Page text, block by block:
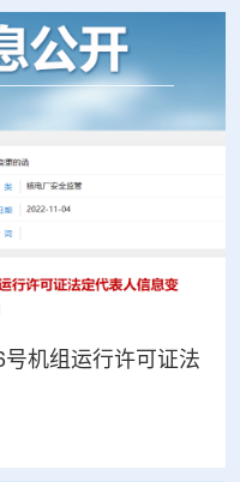
机组运行许可证法